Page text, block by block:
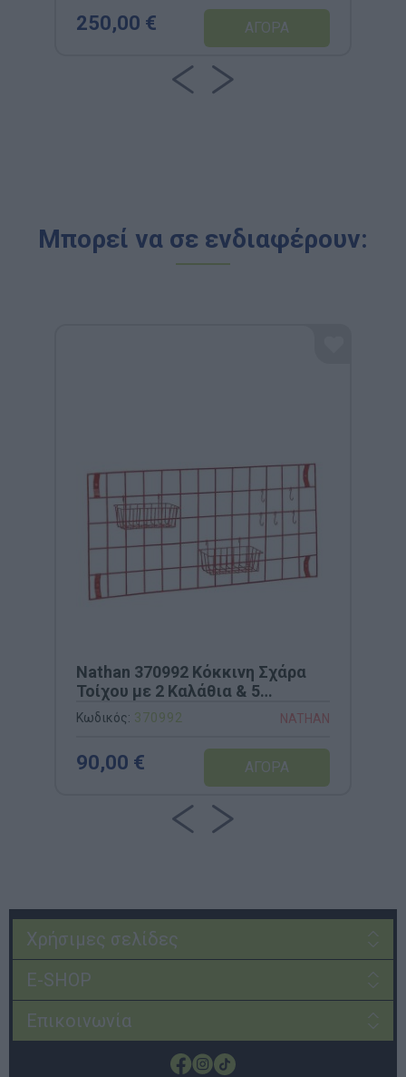
250,00 €
Μπορεί να σε ενδιαφέρουν:
Nathan 370992 Κόκκινη Σχάρα
Τοίχου με 2 Καλάθια & 5
Άγκιστρα
Κωδικός: 370992 NATHAN
90,00 €
Χρήσιμες σελίδες
E-SHOP
Επικοινωνία